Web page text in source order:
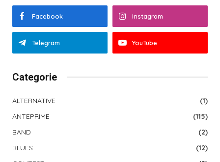
Facebook Instagram
Telegram YouTube
Categorie
ALTERNATIVE
(1)
ANTEPRIME
(115)
BAND
(2)
BLUES
(12)